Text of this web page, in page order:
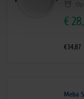
€
€34,87
Meba